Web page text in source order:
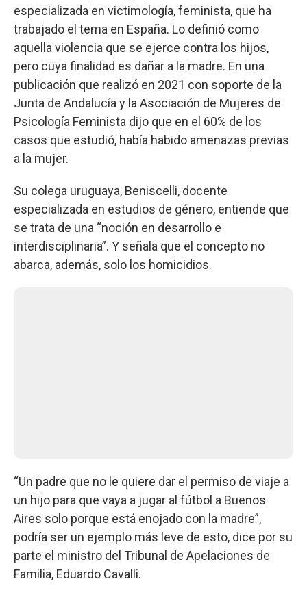
especializada en victimología, feminista, que ha
trabajado el tema en España. Lo definió como
aquella violencia que se ejerce contra los hijos,
pero cuya finalidad es dañar a la madre. En una
publicación que realizó en 2021 con soporte de la
Junta de Andalucía y la Asociación de Mujeres de
Psicología Feminista dijo que en el 60% de los
casos que estudió, había habido amenazas previas
a la mujer.
Su colega uruguaya, Beniscelli, docente
especializada en estudios de género, entiende que
se trata de una “noción en desarrollo e
interdisciplinaria”. Y señala que el concepto no
abarca, además, solo los homicidios.
“Un padre que no le quiere dar el permiso de viaje a
un hijo para que vaya a jugar al fútbol a Buenos
Aires solo porque está enojado con la madre”,
podría ser un ejemplo más leve de esto, dice por su
parte el ministro del Tribunal de Apelaciones de
Familia, Eduardo Cavalli.